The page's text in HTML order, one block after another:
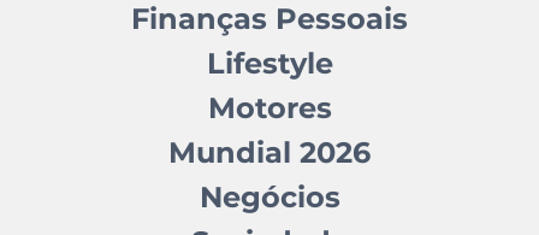
Finanças Pessoais
Lifestyle
Motores
Mundial 2026
Negócios